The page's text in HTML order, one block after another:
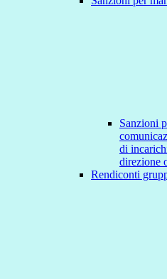
Sanzioni
di
direzione
Rendiconti